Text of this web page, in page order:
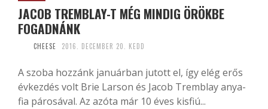
JACOB TREMBLAY-T MÉG MINDIG ÖRÖKBE
FOGADNÁNK
CHEESE 2016. DECEMBER 20. KEDD
A szoba hozzánk januárban jutott el, így elég erős
évkezdés volt Brie Larson és Jacob Tremblay anya-
fia párosával. Az azóta már 10 éves kisfiú...